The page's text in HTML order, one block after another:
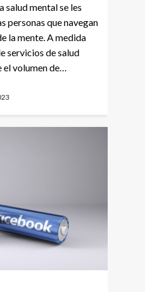
salud mental se les
personas que navegan
la mente. A medida
servicios de salud
volumen de…